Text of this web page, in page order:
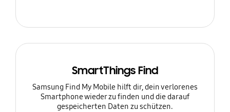
SmartThings Find
Samsung Find My Mobile hilft dir, dein verlorenes
Smartphone wieder zu finden und die darauf
gespeicherten Daten zu schützen.